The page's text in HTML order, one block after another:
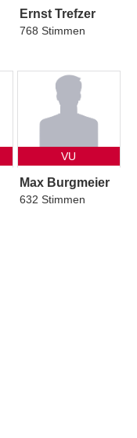
Ernst Trefzer
768 Stimmen
VU
Max Burgmeier
632 Stimmen